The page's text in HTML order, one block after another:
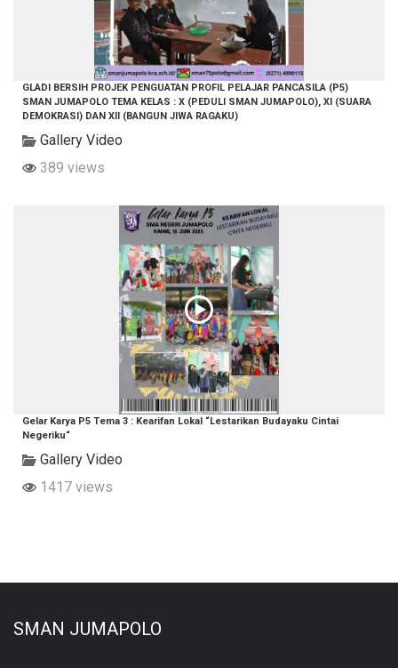
GLADI BERSIH PROJEK PENGUATAN PROFIL PELAJAR PANCASILA (P5)
SMAN JUMAPOLO TEMA KELAS : X (PEDULI SMAN JUMAPOLO), XI (SUARA
DEMOKRASI) DAN XII (BANGUN JIWA RAGAKU)
Gallery Video
389 views
Gelar Karya P5 Tema 3 : Kearifan Lokal “Lestarikan Budayaku Cintai
Negeriku“
Gallery Video
1417 views
SMAN JUMAPOLO